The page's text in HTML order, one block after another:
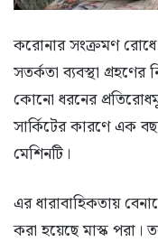
করোনার সংক্রমণ
সতর্কতা ব্যবস্থা
কোনো ধরনের
সার্কিটের কারণে এক
মেশিনটি।
এর ধারাবাহিকতায়
করা হয়েছে মাস্ক পরা।